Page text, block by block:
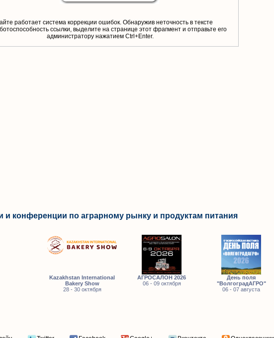
работает система коррекции ошибок. Обнаружив неточность в тексте
ссылки, выделите на странице этот фрагмент и отправьте его
aдминистратору нажатием Ctrl+Enter.
и конференции по аграрному рынку и продуктам питания
Kazakhstan International
Bakery Show
28 - 30 октября
АГРОСАЛОН 2026
06 - 09 октября
День поля
"ВолгоградАГРО"
06 - 07 августа